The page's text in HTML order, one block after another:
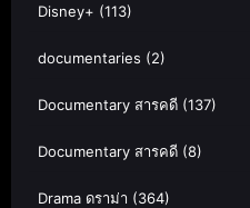
Disney+ (113)
documentaries (2)
Documentary สารคดี (137)
Documentary สารคดี (8)
Drama ดราม่า (364)